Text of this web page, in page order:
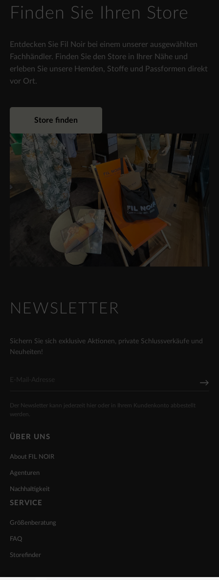
Finden Sie Ihren Store
Entdecken Sie Fil Noir bei einem unserer ausgewählten
Fachhändler. Finden Sie den Store in Ihrer Nähe und
erleben Sie unsere Hemden, Stoffe und Passformen direkt
vor Ort.
Store finden
NEWSLETTER
Sichern Sie sich exklusive Aktionen, private Schlussverkäufe und
Neuheiten!
Der Newsletter kann jederzeit hier oder in Ihrem Kundenkonto abbestellt
werden.
ÜBER UNS
About FIL NOIR
Agenturen
Nachhaltigkeit
SERVICE
Größenberatung
FAQ
Storefinder